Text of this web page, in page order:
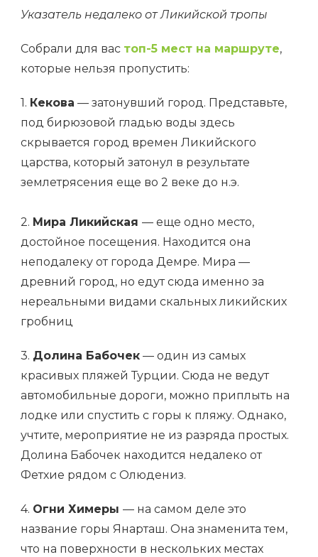
Указатель недалеко от Ликийской тропы
Собрали для вас топ-5 мест на маршруте,
которые нельзя пропустить:
1. Кекова — затонувший город. Представьте,
под бирюзовой гладью воды здесь
скрывается город времен Ликийского
царства, который затонул в результате
землетрясения еще во 2 веке до н.э.
2. Мира Ликийская — еще одно место,
достойное посещения. Находится она
неподалеку от города Демре. Мира —
древний город, но едут сюда именно за
нереальными видами скальных ликийских
гробниц
3. Долина Бабочек — один из самых
красивых пляжей Турции. Сюда не ведут
автомобильные дороги, можно приплыть на
лодке или спустить с горы к пляжу. Однако,
учтите, мероприятие не из разряда простых.
Долина Бабочек находится недалеко от
Фетхие рядом с Олюдениз.
4. Огни Химеры — на самом деле это
название горы Янарташ. Она знаменита тем,
что на поверхности в нескольких местах